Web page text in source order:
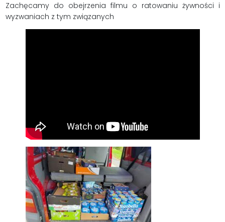
Zachęcamy do obejrzenia filmu o ratowaniu żywności i
wyzwaniach z tym związanych